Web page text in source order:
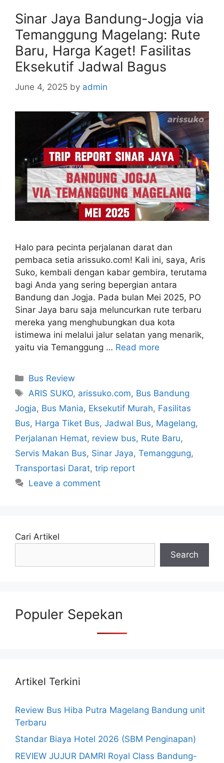
Sinar Jaya Bandung-Jogja via
Temanggung Magelang: Rute
Baru, Harga Kaget! Fasilitas
Eksekutif Jadwal Bagus
June 4, 2025 by admin
Halo para pecinta perjalanan darat dan
pembaca setia arissuko.com! Kali ini, saya, Aris
Suko, kembali dengan kabar gembira, terutama
bagi Anda yang sering bepergian antara
Bandung dan Jogja. Pada bulan Mei 2025, PO
Sinar Jaya baru saja meluncurkan rute terbaru
mereka yang menghubungkan dua kota
istimewa ini melalui jalur selatan yang menarik,
yaitu via Temanggung … Read more
Categories
Bus Review
Tags
ARIS SUKO, arissuko.com, Bus Bandung
Jogja, Bus Mania, Eksekutif Murah, Fasilitas
Bus, Harga Tiket Bus, Jadwal Bus, Magelang,
Perjalanan Hemat, review bus, Rute Baru,
Servis Makan Bus, Sinar Jaya, Temanggung,
Transportasi Darat, trip report
Leave a comment
Cari Artikel
Search
Populer Sepekan
Artikel Terkini
Review Bus Hiba Putra Magelang Bandung unit
Terbaru
Standar Biaya Hotel 2026 (SBM Penginapan)
REVIEW JUJUR DAMRI Royal Class Bandung-